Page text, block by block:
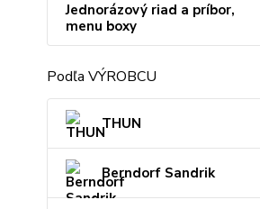
Jednorázový riad a príbor,
menu boxy
Podľa VÝROBCU
THUN
Berndorf Sandrik